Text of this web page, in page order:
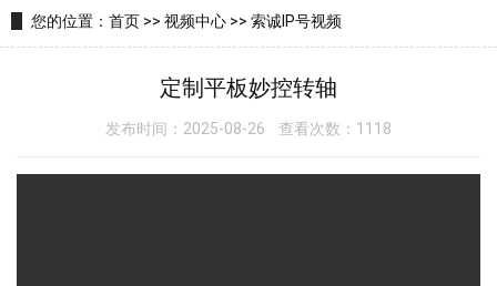
您的位置： 首页 >> 视频中心 >> 索诚IP号视频
定制平板妙控转轴
发布时间：2025-08-26 查看次数：1118